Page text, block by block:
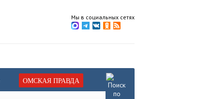
Мы в социальных сетях
ОМСКАЯ ПРАВДА